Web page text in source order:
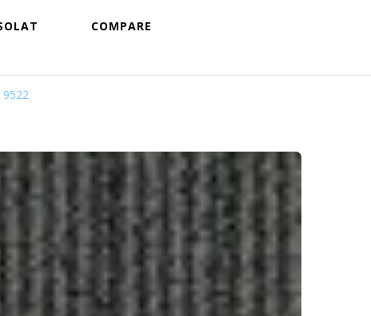
COMPARE
9522